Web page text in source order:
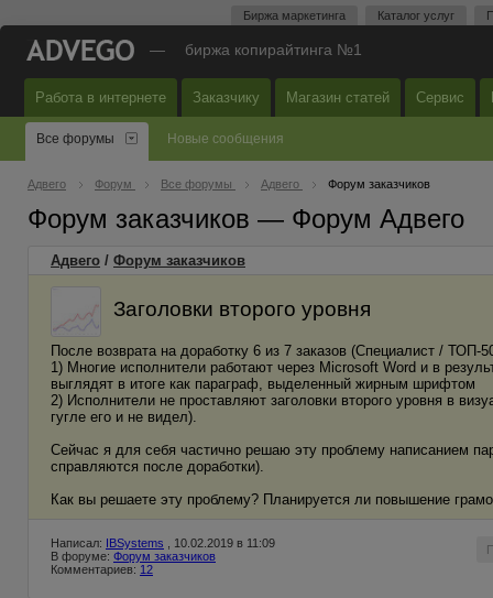
Биржа маркетинга Каталог услуг
— биржа копирайтинга №1
Работа в интернете Заказчику Магазин статей Сервис
Все форумы Новые сообщения
Адвего Форум Все форумы Адвего Форум заказчиков
Форум заказчиков — Форум Адвего
Адвего / Форум заказчиков
Заголовки второго уровня
После возврата на доработку 6 из 7 заказов (Специалист /
1) Многие исполнители работают через Microsoft Word и в
выглядят в итоге как параграф, выделенный жирным шрифтом
2) Исполнители не проставляют заголовки второго уровня в
гугле его и не видел).
Сейчас я для себя частично решаю эту проблему написанием
справляются после доработки).
Как вы решаете эту проблему? Планируется ли повышение
Написал: IBSystems , 10.02.2019 в 11:09
В форуме: Форум заказчиков
Комментариев: 12